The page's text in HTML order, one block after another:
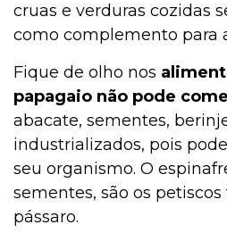
cruas e verduras cozidas
como complemento para
Fique de olho nos
papagaio não pode
abacate, sementes,
industrializados, pois
seu organismo. O
sementes, são os
pássaro.